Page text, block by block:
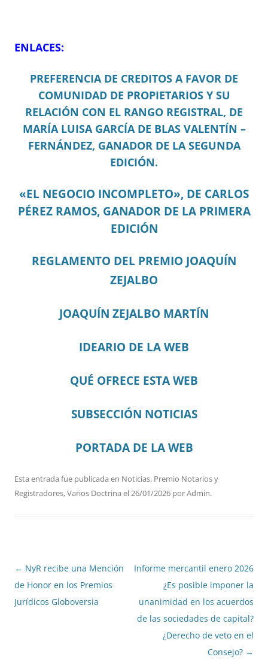
ENLACES:
PREFERENCIA DE CREDITOS A FAVOR DE
COMUNIDAD DE PROPIETARIOS Y SU
RELACIÓN CON EL RANGO REGISTRAL, DE
MARÍA LUISA GARCÍA DE BLAS VALENTÍN –
FERNÁNDEZ, GANADOR DE LA SEGUNDA
EDICIÓN.
«EL NEGOCIO INCOMPLETO», DE CARLOS
PÉREZ RAMOS, GANADOR DE LA PRIMERA
EDICIÓN
REGLAMENTO DEL PREMIO JOAQUÍN
ZEJALBO
JOAQUÍN ZEJALBO MARTÍN
IDEARIO DE LA WEB
QUÉ OFRECE ESTA WEB
SUBSECCIÓN NOTICIAS
PORTADA DE LA WEB
Esta entrada fue publicada en Noticias, Premio Notarios y
Registradores,Varios Doctrina el26/01/2026 porAdmin.
Navegación
de
entradas
← NyR recibe una Mención
de Honor en los Premios
Jurídicos Globoversia
Informe mercantil enero 2026
¿Es posible imponer la
unanimidad en los acuerdos
de las sociedades de capital?
¿Derecho de veto en el
Consejo? →